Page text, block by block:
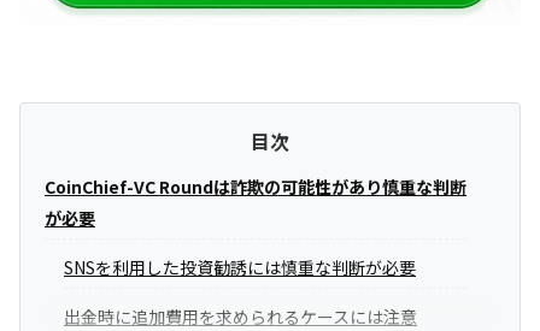
目次
CoinChief-VC Roundは詐欺の可能性があり慎重な判断
が必要
SNSを利用した投資勧誘には慎重な判断が必要
出金時に追加費用を求められるケースには注意